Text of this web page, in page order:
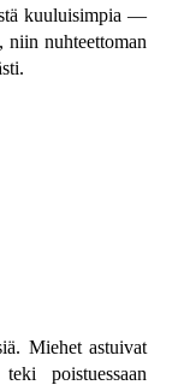
kuuluisimpia —
niin nuhteettoman
Miehet astuivat
poistuessaan